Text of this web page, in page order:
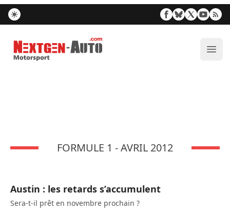
Nextgen-Auto.com
FORMULE 1 - AVRIL 2012
Austin : les retards s’accumulent
Sera-t-il prêt en novembre prochain ?